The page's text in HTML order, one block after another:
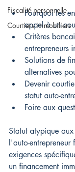
Fiscalité personnelle
Courtiers immobiliers
Pourquoi les
appel à un
Critères
entrepreneurs
Solutions de
alternatives
Devenir
statut auto-
Foire aux
Statut atypique
l'auto-
exigences
un financement